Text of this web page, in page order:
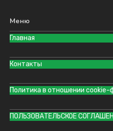
Меню
Главная
Контакты
Политика в отношении cookie-
ПОЛЬЗОВАТЕЛЬСКОЕ